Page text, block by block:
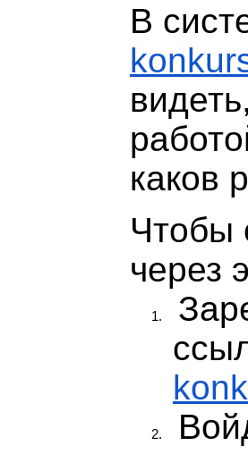
В
каков
Чтобы
через